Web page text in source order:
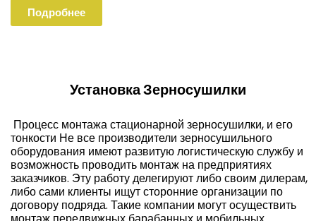
Подробнее
Установка Зерносушилки
Процесс монтажа стационарной зерносушилки, и его
тонкости Не все производители зерносушильного
оборудования имеют развитую логистическую службу и
возможность проводить монтаж на предприятиях
заказчиков. Эту работу делегируют либо своим дилерам,
либо сами клиенты ищут сторонние организации по
договору подряда. Такие компании могут осуществить